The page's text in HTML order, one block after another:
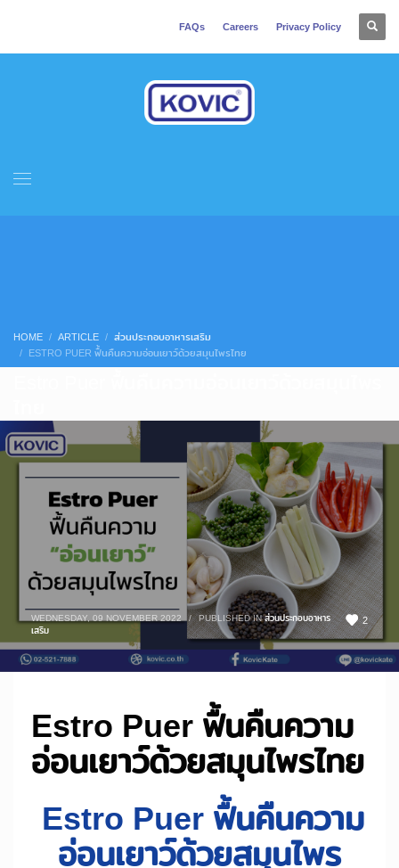
FAQs Careers Privacy Policy
HOME ARTICLE
ส่วนประกอบอาหารเสริม
ESTRO PUER ฟื้นคืนความอ่อนเยาว์ด้วยสมุนไพรไทย
2
WEDNESDAY, 09 NOVEMBER 2022 / PUBLISHED INส่วนประกอบอาหาร
เสริม
Estro Puer ฟื้นคืนความ
อ่อนเยาว์ด้วยสมุนไพรไทย
Estro Puer ฟื้นคืนความ
อ่อนเยาว์ด้วยสมุนไพร